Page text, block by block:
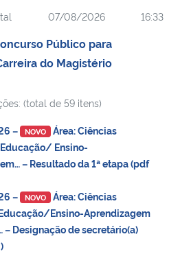
Regional
e dos Direitos Humanos
07/08/2026 16:33
Público para
do Magistério
(total de 59 itens)
– NOVO Área: Ciências
Ensino-
– Resultado da 1ª etapa (pdf
–
NOVO Área: Ciências
Ensino-Aprendizagem
– Designação de secretário(a)